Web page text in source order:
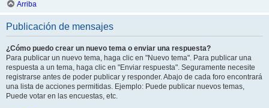
Arriba
Publicación de mensajes
¿Cómo puedo crear un nuevo tema o enviar una respuesta?
Para publicar un nuevo tema, haga clic en "Nuevo tema". Para publicar una
respuesta a un tema, haga clic en "Enviar respuesta". Seguramente necesite
registrarse antes de poder publicar y responder. Abajo de cada foro encontrará
una lista de acciones permitidas. Ejemplo: Puede publicar nuevos temas,
Puede votar en las encuestas, etc.